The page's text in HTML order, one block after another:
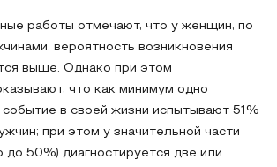
работы отмечают, что у женщин, по
вероятность возникновения
выше. Однако при этом
что как минимум одно
событие в своей жизни испытывают 51%
при этом у значительной части
до 50%) диагностируется две или